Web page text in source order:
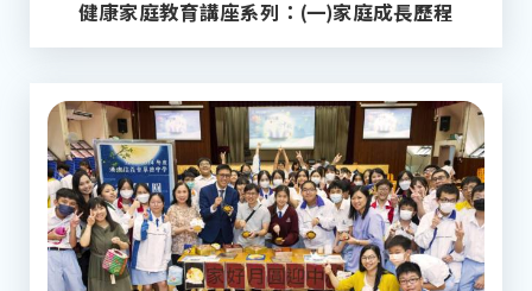
健康家庭教育講座系列：(一)家庭成長歷程